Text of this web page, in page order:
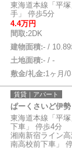
東海道本線「平
手」 停歩5分
4.4万円
間取:2DK
建物面積:- /
土地面積:- / -
敷金/礼金:1ヶ月/0
賃貸｜アパート
ぱーくさいど伊勢
東海道本線「平
下車」 停歩4分
湘南新宿ライン
南高校前下車」